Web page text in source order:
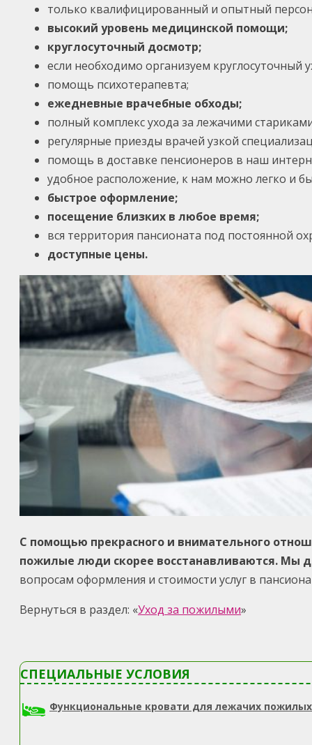
только квалифицированный и опытный
высокий уровень медицинской помощи;
круглосуточный досмотр;
если необходимо организуем круглосуточный
помощь психотерапевта;
ежедневные врачебные обходы;
полный комплекс ухода за лежачими
регулярные приезды врачей узкой
помощь в доставке пенсионеров в наш
удобное расположение, к нам можно легко и
быстрое оформление;
посещение близких в любое время;
вся территория пансионата под постоянной
доступные цены.
С помощью прекрасного и внимательного
пожилые люди скорее восстанавливаются. Мы
вопросам оформления и стоимости услуг в
Вернуться в раздел: «Уход за пожилыми»
СПЕЦИАЛЬНЫЕ УСЛОВИЯ
Функциональные кровати для лежачих